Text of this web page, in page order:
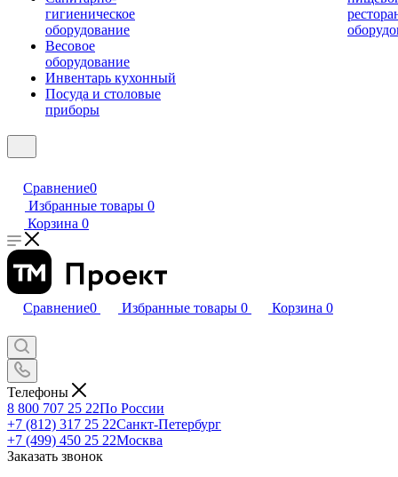
гигиеническое
оборудование
Весовое
оборудование
Инвентарь кухонный
Посуда и столовые
приборы
Сравнение0
Избранные товары 0
Корзина 0
Сравнение0 Избранные товары 0 Корзина 0
Телефоны
8 800 707 25 22По России
+7 (812) 317 25 22Санкт-Петербург
+7 (499) 450 25 22Москва
Заказать звонок